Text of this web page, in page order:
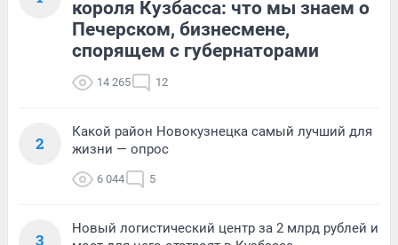
короля Кузбасса: что мы знаем о
Печерском, бизнесмене,
спорящем с губернаторами
14 265 12
2
Какой район Новокузнецка самый лучший для
жизни — опрос
6 044 5
3
Новый логистический центр за 2 млрд рублей и